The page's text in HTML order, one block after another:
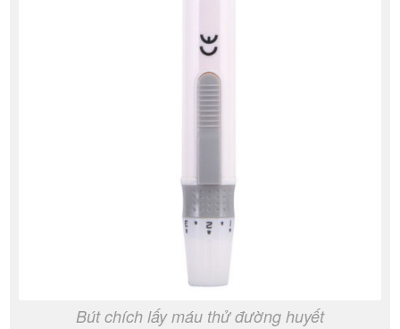
Bút chích lấy máu thử đường huyết